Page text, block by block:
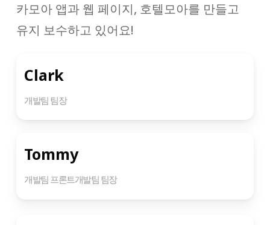
카모아 앱과 웹 페이지, 호텔모아를 만들고
유지 보수하고 있어요!
Clark
개발팀 팀장
Tommy
개발팀 프론트개발팀 팀장